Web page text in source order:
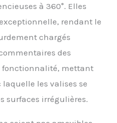
avec une
les déchirures. Les
rotatives à
à roulettes de se
en douceur, et
les compartiments
sont dotés de
à 360°. Elles
rendant le
chargés
des
mettant
les valises se
surfaces irrégulières.